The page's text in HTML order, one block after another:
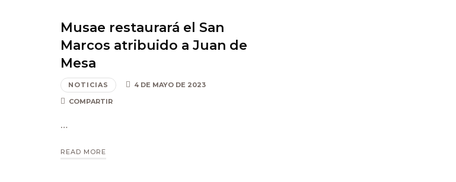
Musae restaurará el San
Marcos atribuido a Juan de
Mesa
NOTICIAS
4 DE MAYO DE 2023
COMPARTIR
…
READ MORE